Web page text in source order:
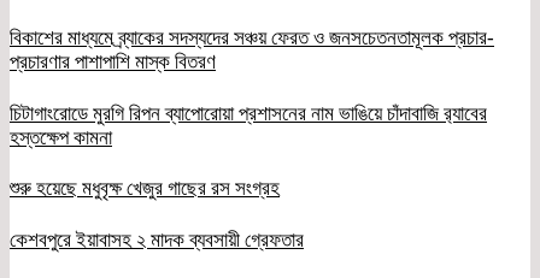
বিকাশের মাধ্যমে ব্র্যাকের সদস্যদের সঞ্চয় ফেরত ও জনসচেতনতামূলক প্রচার-
প্রচারণার পাশাপাশি মাস্ক বিতরণ
চিটাগাংরোডে মুরগি রিপন ব্যাপোরোয়া প্রশাসনের নাম ভাঙিয়ে চাঁদাবাজি র‌্যাবের
হস্তক্ষেপ কামনা
শুরু হয়েছে মধুবৃক্ষ খেজুর গাছের রস সংগ্রহ
কেশবপুরে ইয়াবাসহ ২ মাদক ব্যবসায়ী গ্রেফতার